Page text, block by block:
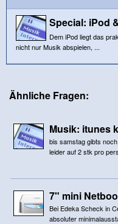
Special: iPod
Dem iPod liegt das
nicht nur Musik abspielen, ...
Ähnliche Fragen:
Musik: itunes
bis samstag gibts
leider auf 2 stk pro
7" mini
Bei Edeka Scheck in
absoluter